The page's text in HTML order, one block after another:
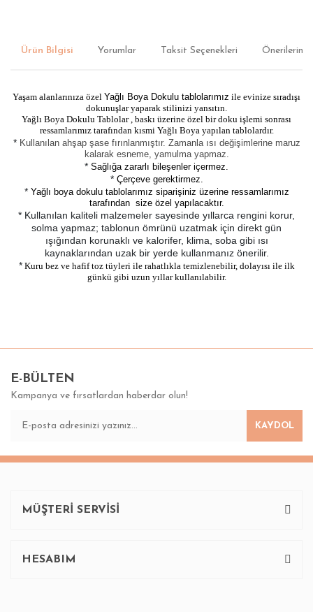
Ürün Bilgisi Yorumlar Taksit Seçenekleri Önerileriniz
Yaşam alanlarınıza özel Yağlı Boya Dokulu tablolarımız ile evinize sıradışı
dokunuşlar yaparak stilinizi yansıtın.
Yağlı Boya Dokulu Tablolar , baskı üzerine özel bir doku işlemi sonrası
ressamlarımız tarafından kısmi Yağlı Boya yapılan tablolardır.
*Kullanılan ahşap şase fırınlanmıştır. Zamanla ısı değişimlerine maruz
kalarak esneme, yamulma yapmaz.
* Sağlığa zararlı bileşenler içermez.
*Çerçeve gerektirmez.
* Yağlı boya dokulu tablolarımız siparişiniz üzerine ressamlarımız
tarafından size özel yapılacaktır.
* Kullanılan kaliteli malzemeler sayesinde yıllarca rengini korur,
solma yapmaz; tablonun ömrünü uzatmak için direkt gün
ışığından korunaklı ve kalorifer, klima, soba gibi ısı
kaynaklarından uzak bir yerde kullanmanız önerilir.
*Kuru bez ve hafif toz tüyleri ile rahatlıkla temizlenebilir, dolayısı ile ilk
günkü gibi uzun yıllar kullanılabilir.
Yorum Yaz
konularda yetersiz gördüğünüz noktaları öneri formunu
Görüş ve önerileriniz için teşekkür ederiz.
Ürün açıklamasında eksik bilgiler bulunuyor.
E-BÜLTEN
Kampanya ve fırsatlardan haberdar olun!
KAYDOL
MÜŞTERİ SERVİSİ
HESABIM